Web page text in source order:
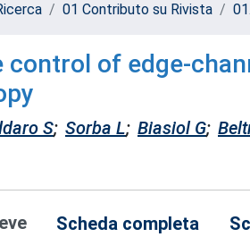
01 Contributo su Rivista
control of edge-
S; Sorba L; Biasiol G;
Scheda completa